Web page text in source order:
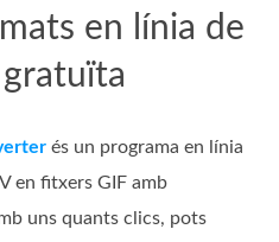
en línia de
és un programa en línia
en fitxers GIF amb
uns quants clics, pots